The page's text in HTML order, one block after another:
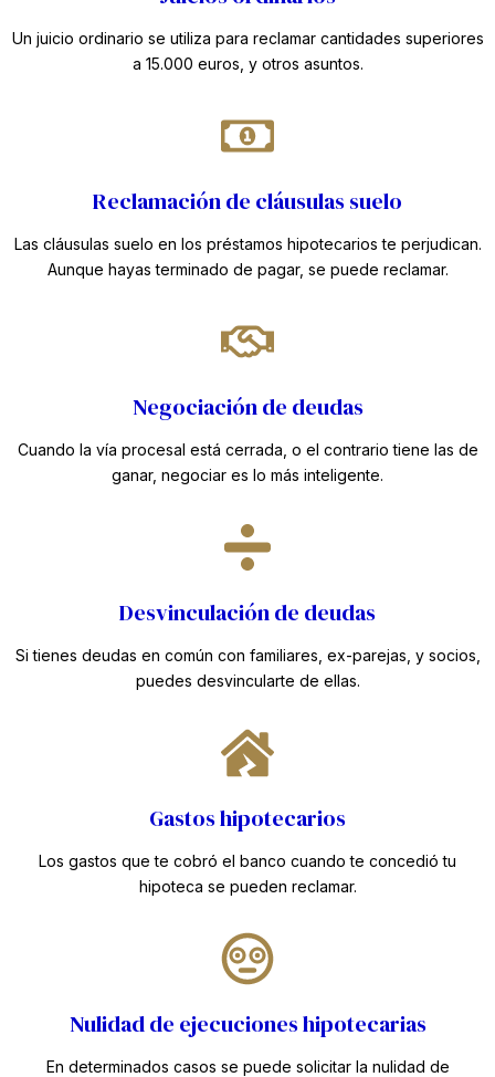
Un juicio ordinario se utiliza para reclamar cantidades superiores
a 15.000 euros, y otros asuntos.
Reclamación de cláusulas suelo
Las cláusulas suelo en los préstamos hipotecarios te perjudican.
Aunque hayas terminado de pagar, se puede reclamar.
Negociación de deudas
Cuando la vía procesal está cerrada, o el contrario tiene las de
ganar, negociar es lo más inteligente.
Desvinculación de deudas
Si tienes deudas en común con familiares, ex-parejas, y socios,
puedes desvincularte de ellas.
Gastos hipotecarios
Los gastos que te cobró el banco cuando te concedió tu
hipoteca se pueden reclamar.
Nulidad de ejecuciones hipotecarias
En determinados casos se puede solicitar la nulidad de